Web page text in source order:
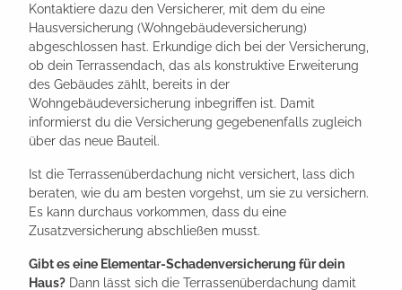
Kontaktiere dazu den Versicherer, mit dem du eine
Hausversicherung (Wohngebäudeversicherung)
abgeschlossen hast. Erkundige dich bei der Versicherung,
ob dein Terrassendach, das als konstruktive Erweiterung
des Gebäudes zählt, bereits in der
Wohngebäudeversicherung inbegriffen ist. Damit
informierst du die Versicherung gegebenenfalls zugleich
über das neue Bauteil.
Ist die Terrassenüberdachung nicht versichert, lass dich
beraten, wie du am besten vorgehst, um sie zu versichern.
Es kann durchaus vorkommen, dass du eine
Zusatzversicherung abschließen musst.
Gibt es eine Elementar-Schadenversicherung für dein
Haus? Dann lässt sich die Terrassenüberdachung damit